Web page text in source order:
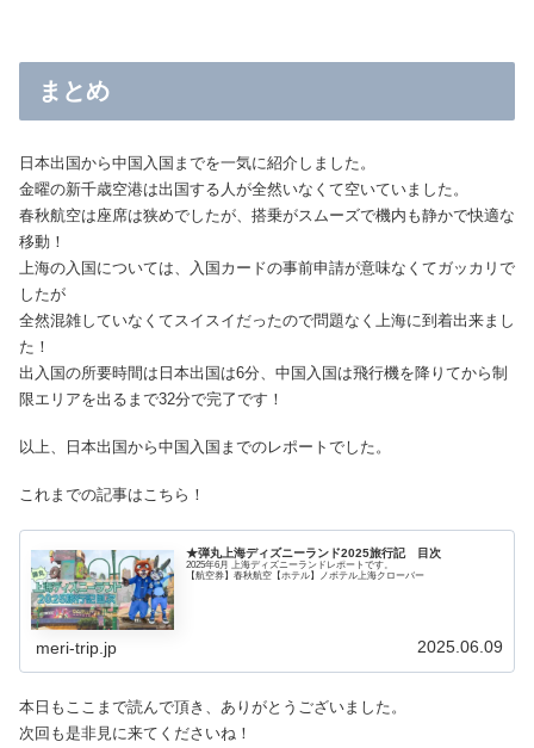
まとめ
日本出国から中国入国までを一気に紹介しました。
金曜の新千歳空港は出国する人が全然いなくて空いていました。
春秋航空は座席は狭めでしたが、搭乗がスムーズで機内も静かで快適な
移動！
上海の入国については、入国カードの事前申請が意味なくてガッカリで
したが
全然混雑していなくてスイスイだったので問題なく上海に到着出来まし
た！
出入国の所要時間は日本出国は6分、中国入国は飛行機を降りてから制
限エリアを出るまで32分で完了です！
以上、日本出国から中国入国までのレポートでした。
これまでの記事はこちら！
★弾丸上海ディズニーランド2025旅行記 目次
2025年6月 上海ディズニーランドレポートです。
【航空券】春秋航空【ホテル】ノボテル上海クローバー
meri-trip.jp 2025.06.09
本日もここまで読んで頂き、ありがとうございました。
次回も是非見に来てくださいね！